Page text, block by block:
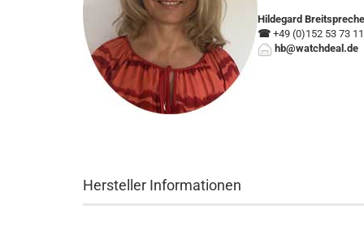
Hildegard
☎ +49 (0)152 53 73
hb@watchdeal.de
Hersteller Informationen